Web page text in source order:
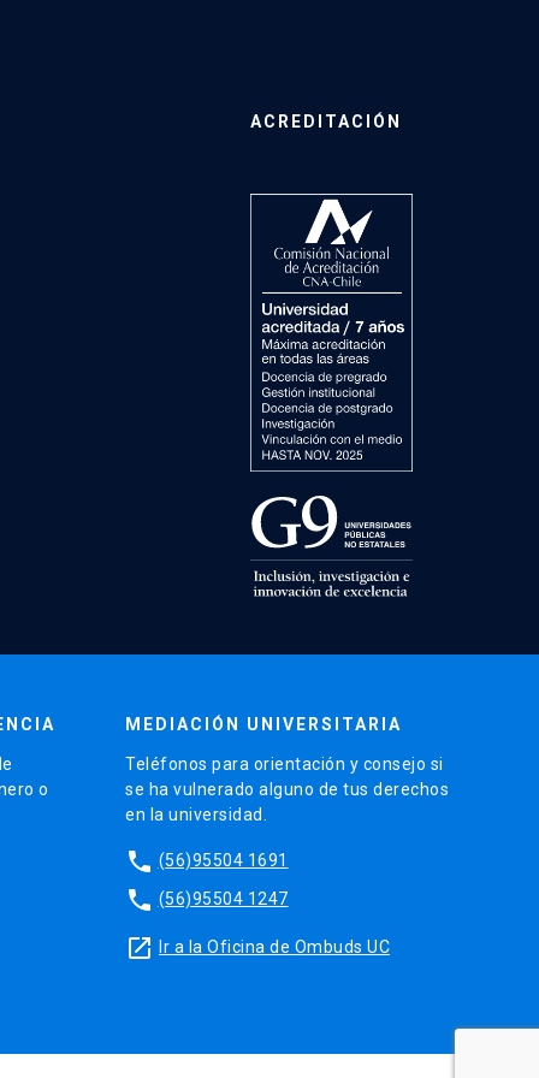
ACREDITACIÓN
o
MEDIACIÓN UNIVERSITARIA
Teléfonos para orientación y consejo si
se ha vulnerado alguno de tus derechos
en la universidad.
phone (56)95504 1691
phone (56)95504 1247
launch Ir a la Oficina de Ombuds UC